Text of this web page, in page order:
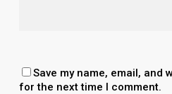
Save my name, email, and
for the next time I comment.